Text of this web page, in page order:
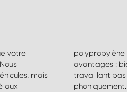
votre
mais
aux
ne
et
phoniquement.